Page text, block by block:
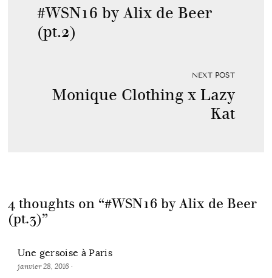
#WSN16 by Alix de Beer
(pt.2)
NEXT POST
Monique Clothing x Lazy
Kat
4 thoughts on “#WSN16 by Alix de Beer
(pt.3)”
Une gersoise à Paris
janvier 28, 2016 ·